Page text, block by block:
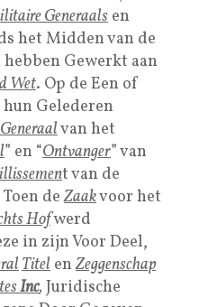
Generaalsen
het Midden van de
Gewerkt aan
Wet. Op de Een of
Gelederen
van het
” en “Ontvanger” van
t van de
Toen deZaakvoor het
Hofwerd
in zijn Voor Deel,
Titel enZeggenschap
Inc,Juridische